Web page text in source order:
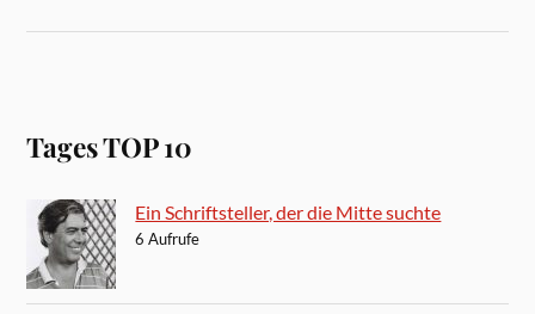
Tages TOP 10
Ein Schriftsteller, der die Mitte suchte
6 Aufrufe